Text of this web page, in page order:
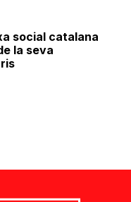
social catalana
la seva